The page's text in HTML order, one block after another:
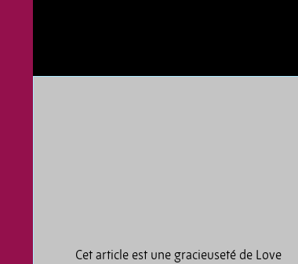
Cet article est une gracieuseté de Love